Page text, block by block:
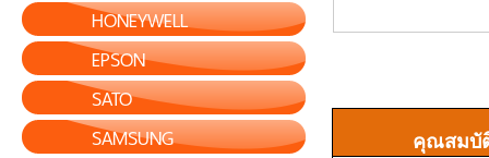
HONEYWELL
EPSON
SATO
SAMSUNG
คุณสมบั